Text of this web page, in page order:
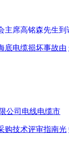
底电缆损坏事故由
公司电线电缆市
购技术评审指南光